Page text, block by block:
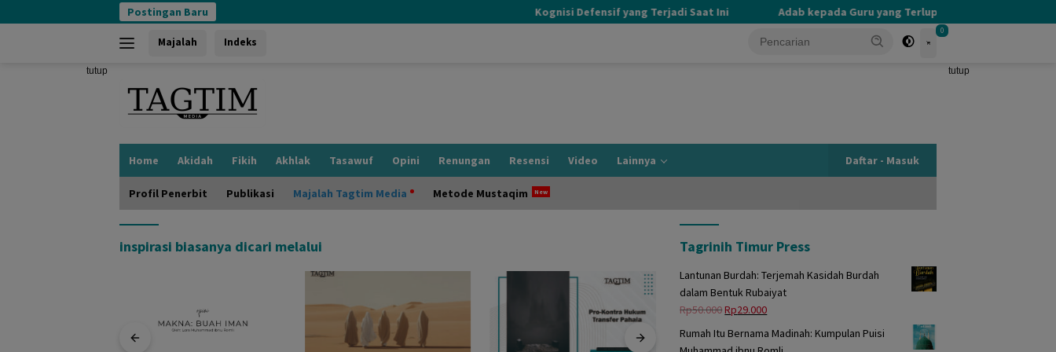
ke
Postingan Baru Kognisi Defensif yang Terjadi Saat Ini Adab kepada Guru yang Terlupakan
Majalah Indeks
0
tutup tutup
Home Akidah Fikih Akhlak Tasawuf Opini Renungan Resensi Video Lainnya Daftar - Masuk
Profil Penerbit Publikasi Majalah Tagtim Media Metode Mustaqim
inspirasi biasanya dicari melalui Tagrinih Timur Press
Lantunan Burdah: Terjemah Kasidah Burdah
dalam Bentuk Rubaiyat
Rp50.000Harga
adalah:
Rp29.000Harga
Rumah Itu Bernama Madinah: Kumpulan Puisi